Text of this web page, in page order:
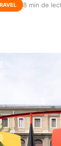
8 min de